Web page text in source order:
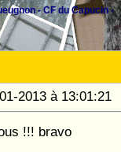
- CF du Capucin -
2013 à
!!! bravo